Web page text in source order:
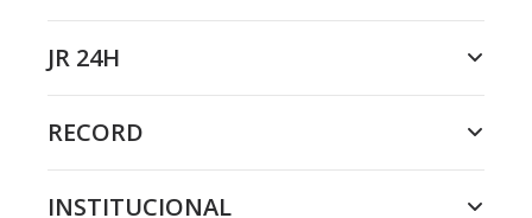
JR 24H
RECORD
INSTITUCIONAL